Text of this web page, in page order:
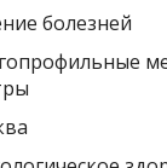
болезней